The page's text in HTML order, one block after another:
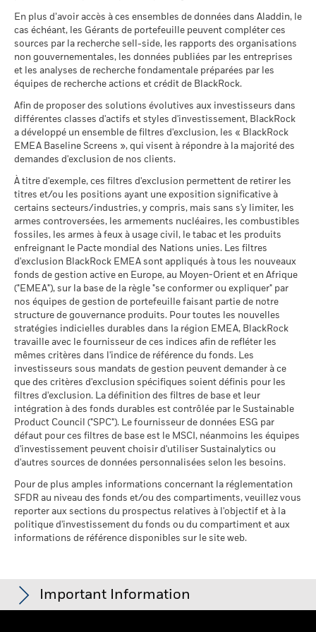
EUR
Indice de
référence
contrainte
1 (%) USD
3,8 2,1 2,6 7,6 6,1
La performance indiquée est calculée après déduction des
frais courants. Les frais d’entrée/de sortie ne sont pas inclus
dans le calcul.
Les chiffres indiqués se rapportent aux performances
passées.Les performances passées ne sont pas un indicateur
fiable des performances futures. Les marchés pourraient
évoluer très différemment. Ceci peut vous aider à évaluer la
façon dont le fonds a été géré dans le passé
La performance est indiquée sur la base de la Valeur nette
d’inventaire (VNI), avec le revenu brut réinvesti le cas échéant.
Le rendement de votre investissement peut augmenter ou
diminuer en raison des fluctuations des devises si votre
investissement est effectué dans une devise autre que celle
utilisée dans le calcul des performances passées. Source :
Blackrock
Tension
Ce que vous pourriez obtenir après
Rendement annuel moyen
Défavorable
Ce que vous pourriez obtenir après
Rendement annuel moyen
Intermédiaire
Ce que vous pourriez obtenir après
Rendement annuel moyen
Favorable
Ce que vous pourriez obtenir après
Rendement annuel moyen
Le scénario de tension montre ce que vous pourriez obtenir
dans des situations de marché extrêmes.
prospectus.
Pour consulter les méthodologies MSCI sur lesquelles
reposent les Caractéristiques de durabilité, utilisez les liens
ci-dessous.
Notation des fonds ESG MSCI
au 17/juil./2026
BBB
Pointage de qualité ESG
MSCI (0-10)
au 17/juil./2026
Classification mondiale des
fonds selon Lipper
au 17/juil./2026
Bond Global USD
Moyenne pondérée de
l'intensité carbone MSCI
(tonnes de CO2e/M$ de
ventes)
au 17/juil./2026
% des avoirs à l'égard
desquels des données ESG
au 17/juil./2026
80,66
Pointage de qualité ESG
MSCI - centile par rapport aux
pairs
au 17/juil./2026
17,21
Fonds dans le groupe de
pairs
au 17/juil./2026
494
% de couverture MSCI
Weighted Average Carbon
Intensity
au 17/juil./2026
3,63
du fonds peuvent parfois différer des Notations de fonds ESG
MSCI.
MSCI - Armes nucléaires
au 30/juin/2026
0,00%
MSCI - Armes à feu civiles
au 30/juin/2026
0,00%
MSCI - Tabac
au 30/juin/2026
MSCI - Contrevenants au
Pacte mondial des Nations
Unies
au 30/juin/2026
0,00%
MSCI - Charbon thermique
au 30/juin/2026
0,00%
MSCI - Sables bitumineux
au 30/juin/2026
0,00%
Données sur la
participation aux secteurs
d'activité
au 30/juin/2026
3,43%
Pourcentage des avoirs du
fonds à l'égard desquels
des données ne sont pas
disponibles
au 30/juin/2026
L'exposition de BlackRock aux secteurs d'activité, telle qu'elle
est indiquée ci-dessus, pour le charbon thermique et les
sables bitumineux, est calculée et déclarée pour les
entreprises qui tirent plus de 5 % de leurs revenus du
charbon thermique ou des sables bitumineux, tel que défini
par MSCI ESG Research. L’exposition aux entreprises qui
génèrent des revenus à partir du charbon thermique ou des
sables bitumineux (à un seuil de revenus de 0 %), telle que
définie par MSCI ESG Research, se répartit comme suit :
Les indicateurs de participation aux secteurs d'activité sont
calculés par BlackRock à l’aide des données de MSCI ESG
BlackRock Global Funds - Annual report and
audited financial statements (French)
Sustainability related disclosure - GGBF-AG
(en)
Sustainability related disclosure - GGBF-AG
BlackRock Global Funds - Prospectus (French
- France)
BlackRock Global Funds - Prospectus
(English)
BlackRock Global Funds - Prospectus (French
- Belgium^France)
BlackRock Global Funds - Prospectus -
Addendum (French - France)
Voir tous les documents
En plus d’avoir accès à ces ensembles de données dans Aladdin, le
cas échéant, les Gérants de portefeuille peuvent compléter ces
sources par la recherche sell-side, les rapports des organisations
non gouvernementales, les données publiées par les entreprises
et les analyses de recherche fondamentale préparées par les
équipes de recherche actions et crédit de BlackRock.
Afin de proposer des solutions évolutives aux investisseurs dans
différentes classes d'actifs et styles d'investissement, BlackRock
a développé un ensemble de filtres d'exclusion, les « BlackRock
EMEA Baseline Screens », qui visent à répondre à la majorité des
demandes d'exclusion de nos clients.
À titre d'exemple, ces filtres d'exclusion permettent de retirer les
titres et/ou les positions ayant une exposition significative à
certains secteurs/industries, y compris, mais sans s'y limiter, les
armes controversées, les armements nucléaires, les combustibles
fossiles, les armes à feux à usage civil, le tabac et les produits
enfreignant le Pacte mondial des Nations unies. Les filtres
d'exclusion BlackRock EMEA sont appliqués à tous les nouveaux
fonds de gestion active en Europe, au Moyen-Orient et en Afrique
("EMEA"), sur la base de la règle "se conformer ou expliquer" par
nos équipes de gestion de portefeuille faisant partie de notre
structure de gouvernance produits. Pour toutes les nouvelles
stratégies indicielles durables dans la région EMEA, BlackRock
travaille avec le fournisseur de ces indices afin de refléter les
mêmes critères dans l'indice de référence du fonds. Les
investisseurs sous mandats de gestion peuvent demander à ce
que des critères d'exclusion spécifiques soient définis pour les
filtres d'exclusion. La définition des filtres de base et leur
intégration à des fonds durables est contrôlée par le Sustainable
Product Council ("SPC"). Le fournisseur de données ESG par
défaut pour ces filtres de base est le MSCI, néanmoins les équipes
d'investissement peuvent choisir d'utiliser Sustainalytics ou
d'autres sources de données personnalisées selon les besoins.
Pour de plus amples informations concernant la réglementation
SFDR au niveau des fonds et/ou des compartiments, veuillez vous
reporter aux sections du prospectus relatives à l'objectif et à la
politique d'investissement du fonds ou du compartiment et aux
informations de référence disponibles sur le site web.
Important Information